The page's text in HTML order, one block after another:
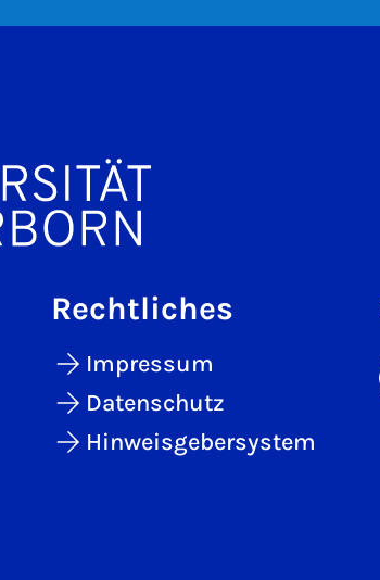
Rechtliches
Impressum
Datenschutz
Hinweisgebersystem